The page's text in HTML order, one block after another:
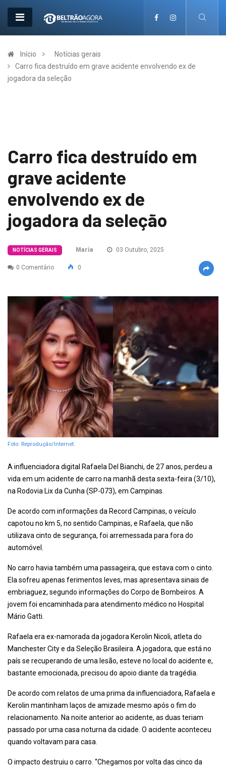
Início
Notícias gerais
Carro fica destruído em grave acidente envolvendo ex de
jogadora da seleção
Carro fica destruído em
grave acidente
envolvendo ex de
jogadora da seleção
NOTÍCIAS GERAIS Maria 03 Outubro, 2025
0 Comentário 0
Foto: Reprodução/Internet.
A influenciadora digital Rafaela Del Bianchi, de 27 anos, perdeu a
vida em um acidente de carro na manhã desta sexta-feira (3/10),
na Rodovia Lix da Cunha (SP-073), em Campinas.
De acordo com informações da Record Campinas, o veículo
capotou no km 5, no sentido Campinas, e Rafaela, que não
utilizava cinto de segurança, foi arremessada para fora do
automóvel.
No carro havia também uma passageira, que estava com o cinto.
Ela sofreu apenas ferimentos leves, mas apresentava sinais de
embriaguez, segundo informações do Corpo de Bombeiros. A
jovem foi encaminhada para atendimento médico no Hospital
Mário Gatti.
Rafaela era ex-namorada da jogadora Kerolin Nicoli, atleta do
Manchester City e da Seleção Brasileira. A jogadora, que está no
país se recuperando de uma lesão, esteve no local do acidente e,
bastante emocionada, precisou do apoio diante da tragédia.
De acordo com relatos de uma prima da influenciadora, Rafaela e
Kerolin mantinham laços de amizade mesmo após o fim do
relacionamento. Na noite anterior ao acidente, as duas teriam
passado por uma casa noturna da cidade. O acidente aconteceu
quando voltavam para casa.
O impacto destruiu o carro. “Chegamos por volta das cinco da